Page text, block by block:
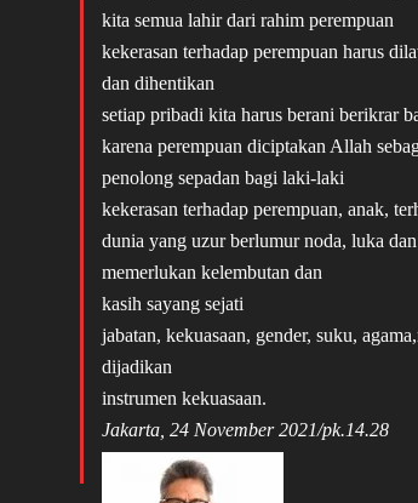
kita semua lahir dari rahim perempuan
kekerasan terhadap perempuan harus
dan dihentikan
setiap pribadi kita harus berani berikrar
karena perempuan diciptakan Allah
penolong sepadan bagi laki-laki
kekerasan terhadap perempuan, anak,
dunia yang uzur berlumur noda, luka
memerlukan kelembutan dan
kasih sayang sejati
jabatan, kekuasaan, gender, suku,
dijadikan
instrumen kekuasaan.
Jakarta, 24 November 2021/pk.14.28